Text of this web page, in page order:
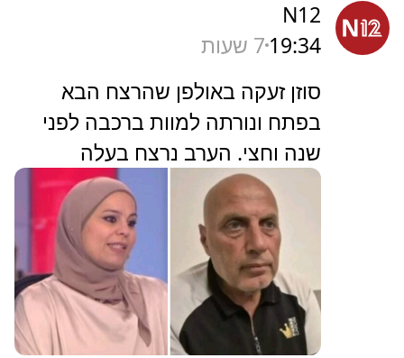
N12
19:34 7 שעות
סוזן זעקה באולפן שהרצח הבא
בפתח ונורתה למוות ברכבה לפני
שנה וחצי. הערב נרצח בעלה